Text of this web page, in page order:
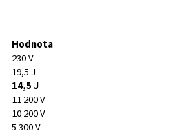
Hodnota
230 V
19,5 J
14,5 J
11 200 V
10 200 V
5 300 V